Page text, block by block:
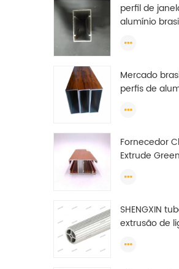
perfil de
alumínio
anodizado
Mercado
perfis de
extrusão de
Fornecedor
Extrude
Etiópia
SHENGXIN
extrusão de
redondo de